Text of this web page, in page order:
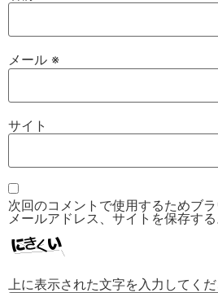
メール ※
サイト
次回のコメントで使用するためブラ
メールアドレス、サイトを保存する
上に表示された文字を入力してくだ